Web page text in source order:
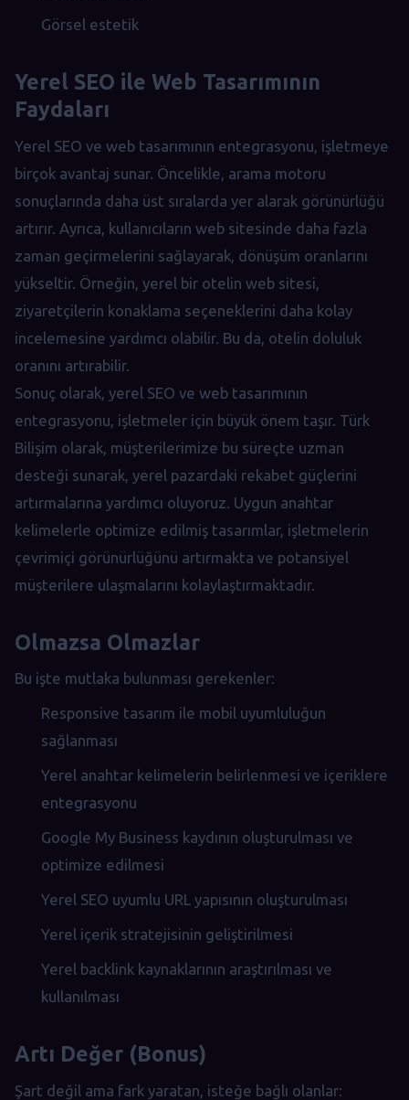
Görsel estetik
Yerel SEO ile Web Tasarımının
Faydaları
Yerel SEO ve web tasarımının entegrasyonu, işletmeye
birçok avantaj sunar. Öncelikle, arama motoru
sonuçlarında daha üst sıralarda yer alarak görünürlüğü
artırır. Ayrıca, kullanıcıların web sitesinde daha fazla
zaman geçirmelerini sağlayarak, dönüşüm oranlarını
yükseltir. Örneğin, yerel bir otelin web sitesi,
ziyaretçilerin konaklama seçeneklerini daha kolay
incelemesine yardımcı olabilir. Bu da, otelin doluluk
oranını artırabilir.
Sonuç olarak, yerel SEO ve web tasarımının
entegrasyonu, işletmeler için büyük önem taşır. Türk
Bilişim olarak, müşterilerimize bu süreçte uzman
desteği sunarak, yerel pazardaki rekabet güçlerini
artırmalarına yardımcı oluyoruz. Uygun anahtar
kelimelerle optimize edilmiş tasarımlar, işletmelerin
çevrimiçi görünürlüğünü artırmakta ve potansiyel
müşterilere ulaşmalarını kolaylaştırmaktadır.
Olmazsa Olmazlar
Bu işte mutlaka bulunması gerekenler:
Responsive tasarım ile mobil uyumluluğun
sağlanması
Yerel anahtar kelimelerin belirlenmesi ve içeriklere
entegrasyonu
Google My Business kaydının oluşturulması ve
optimize edilmesi
Yerel SEO uyumlu URL yapısının oluşturulması
Yerel içerik stratejisinin geliştirilmesi
Yerel backlink kaynaklarının araştırılması ve
kullanılması
Artı Değer (Bonus)
Şart değil ama fark yaratan, isteğe bağlı olanlar: